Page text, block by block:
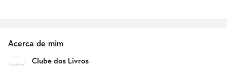
Acerca de mim
Clube dos Livros